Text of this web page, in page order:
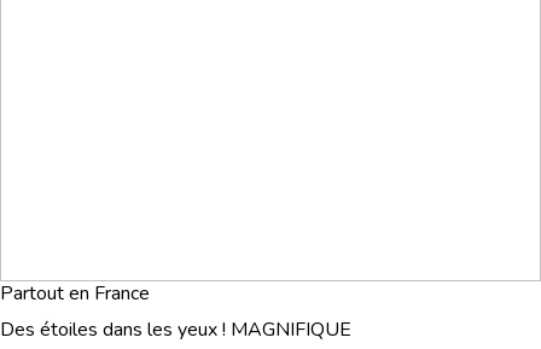
Partout en France
Des étoiles dans les yeux ! MAGNIFIQUE